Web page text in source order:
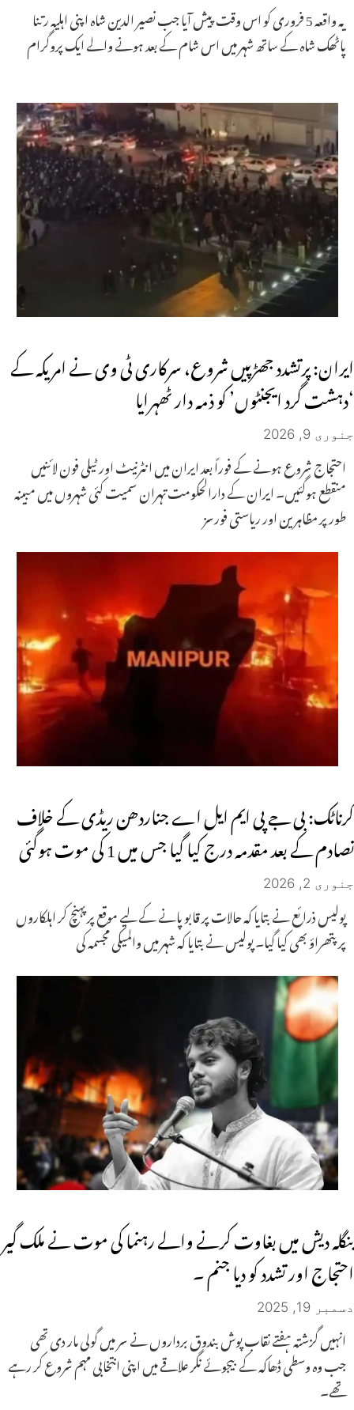
یہ واقعہ 5 فروری کو اس وقت پیش آیا جب نصیر الدین شاہ اپنی اہلیہ رتنا
پاٹھک شاہ کے ساتھ شہر میں اس شام کے بعد ہونے والے ایک پروگرام
ایران: پرتشدد جھڑپیں شروع، سرکاری ٹی وی نے امریکہ کے
‘دہشت گرد ایجنٹوں’ کو ذمہ دار ٹھہرایا
جنوری 9, 2026
احتجاج شروع ہونے کے فوراً بعد ایران میں انٹرنیٹ اور ٹیلی فون لائنیں
منقطع ہوگئیں۔ ایران کے دارالحکومت تہران سمیت کئی شہروں میں مبینہ
طور پر مظاہرین اور ریاستی فورسز
کرناٹک: بی جے پی ایم ایل اے جناردھن ریڈی کے خلاف
تصادم کے بعد مقدمہ درج کیا گیا جس میں 1 کی موت ہوگئی
جنوری 2, 2026
پولیس ذرائع نے بتایا کہ حالات پر قابو پانے کے لیے موقع پر پہنچ کر اہلکاروں
پر پتھراؤ بھی کیا گیا۔ پولیس نے بتایا کہ شہر میں والمیکی مجسمہ کی
بنگلہ دیش میں بغاوت کرنے والے رہنما کی موت نے ملک گیر
احتجاج اور تشدد کو دیا جنم ۔
دسمبر 19, 2025
انہیں گزشتہ ہفتے نقاب پوش بندوق برداروں نے سر میں گولی مار دی تھی
جب وہ وسطی ڈھاکہ کے بیجوئے نگر علاقے میں اپنی انتخابی مہم شروع کر رہے
تھے۔